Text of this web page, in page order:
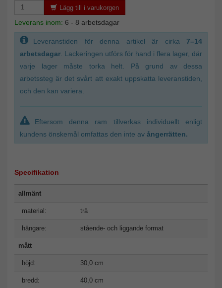
Lägg till i varukorgen
Leverans inom: 6 - 8 arbetsdagar
Leveranstiden för denna artikel är cirka 7–14
arbetsdagar . Lackeringen utförs för hand i flera lager, där
varje lager måste torka helt. På grund av dessa
arbetssteg är det svårt att exakt uppskatta leveranstiden,
och den kan variera.
Eftersom denna ram tillverkas individuellt enligt
kundens önskemål omfattas den inte av ångerrätten.
Specifikation
allmänt
material: trä
hängare: stående- och liggande format
mått
höjd: 30,0 cm
bredd: 40,0 cm